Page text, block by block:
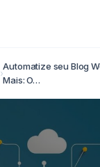
›
Automatize seu Blog
Mais: O…